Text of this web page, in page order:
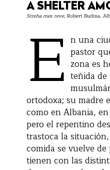
A SHELTER
Streha mes reve, Robert Budina,
E n una
pastor
zona es
teñida
ortodoxa; su madre
como en Albania,
pero el repentino
trastoca la
comida se vuelve
tienen con las